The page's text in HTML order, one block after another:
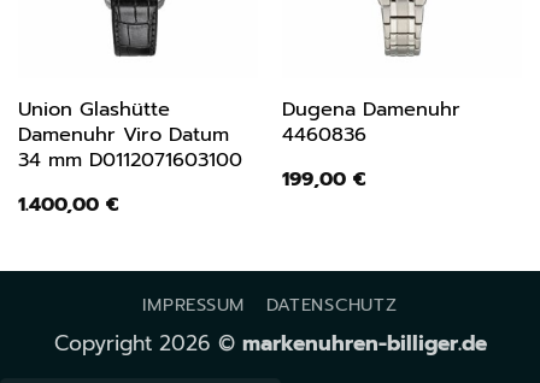
Union Glashütte
Damenuhr Viro Datum
34 mm D0112071603100
1.400,00 €
Dugena Damenuhr
4460836
199,00 €
IMPRESSUM DATENSCHUTZ
Copyright 2026 © markenuhren-billiger.de